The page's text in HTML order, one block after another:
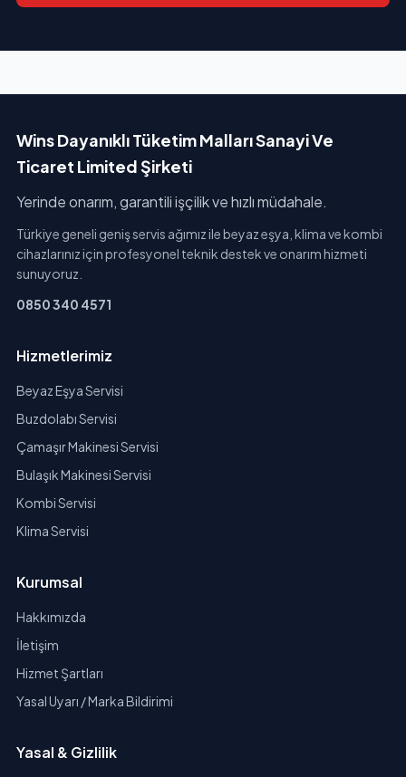
Wins Dayanıklı Tüketim Malları Sanayi Ve
Ticaret Limited Şirketi
Yerinde onarım, garantili işçilik ve hızlı müdahale.
Türkiye geneli geniş servis ağımız ile beyaz eşya, klima ve kombi
cihazlarınız için profesyonel teknik destek ve onarım hizmeti
sunuyoruz.
0850 340 4571
Hizmetlerimiz
Beyaz Eşya Servisi
Buzdolabı Servisi
Çamaşır Makinesi Servisi
Bulaşık Makinesi Servisi
Kombi Servisi
Klima Servisi
Kurumsal
Hakkımızda
İletişim
Hizmet Şartları
Yasal Uyarı / Marka Bildirimi
Yasal & Gizlilik